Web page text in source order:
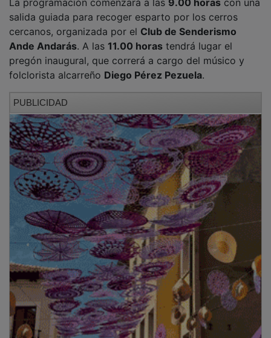
salida guiada para recoger esparto por los cerros
cercanos, organizada por elClub de Senderismo
Ande Andarás. A las 11.00 horas tendrá lugar el
pregón inaugural, que correrá a cargo del músico y
folclorista alcarreñoDiego Pérez Pezuela .